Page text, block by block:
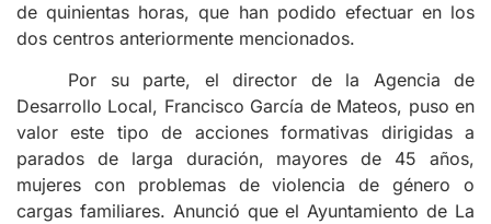
de quinientas horas, que han podido efectuar en los
dos centros anteriormente mencionados.
Por su parte, el director de la Agencia de
Desarrollo Local, Francisco García de Mateos, puso en
valor este tipo de acciones formativas dirigidas a
parados de larga duración, mayores de 45 años,
mujeres con problemas de violencia de género o
cargas familiares. Anunció que el Ayuntamiento de La